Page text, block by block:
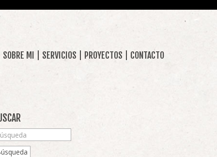
SOBRE MI SERVICIOS PROYECTOS CONTACTO